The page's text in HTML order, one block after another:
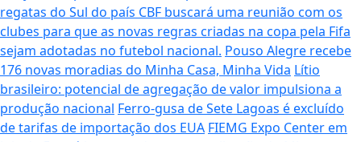
regatas do Sul do país CBF buscará uma reunião com os
clubes para que as novas regras criadas na copa pela Fifa
sejam adotadas no futebol nacional. Pouso Alegre recebe
176 novas moradias do Minha Casa, Minha Vida Lítio
brasileiro: potencial de agregação de valor impulsiona a
produção nacional Ferro-gusa de Sete Lagoas é excluído
de tarifas de importação dos EUA FIEMG Expo Center em